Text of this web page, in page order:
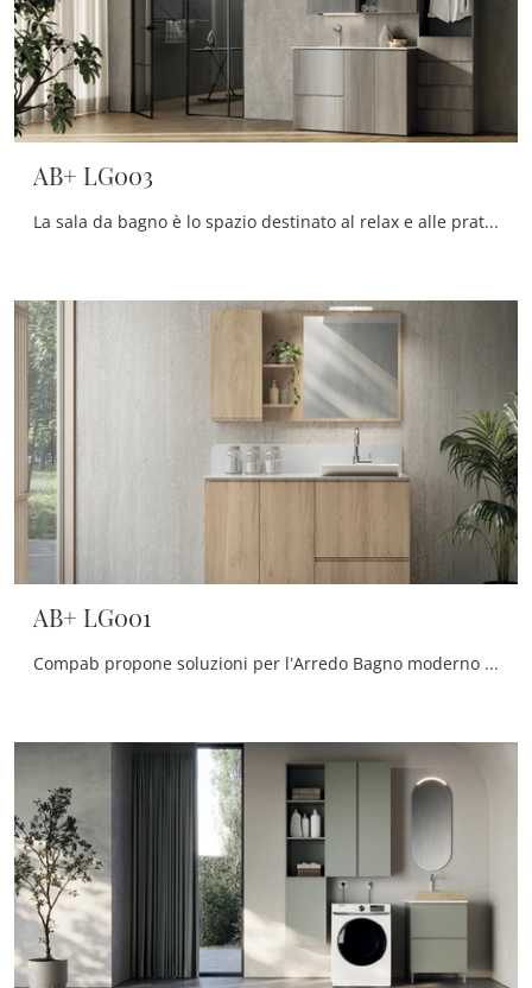
AB+ LG003
La sala da bagno è lo spazio destinato al relax e alle pratiche di cura della propria persona, perciò va arredato unendo doti di praticità e design.
AB+ LG001
Compab propone soluzioni per l’Arredo Bagno moderno con mobili bagno per lavanderia che mixano design unico e tanta praticità, come questo interno ...